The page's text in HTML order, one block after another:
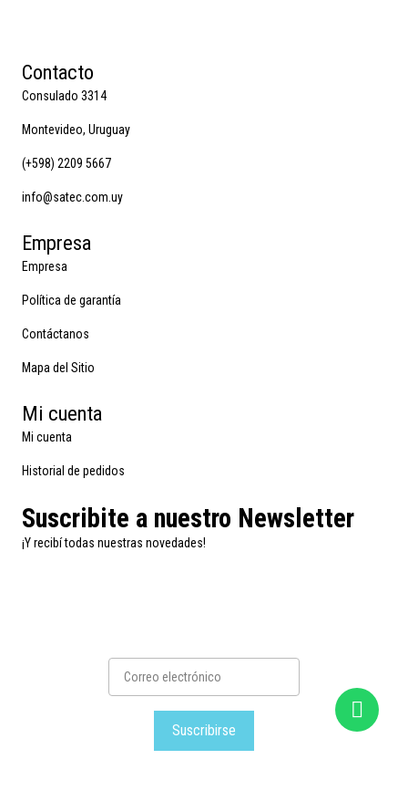
Contacto
Consulado 3314
Montevideo, Uruguay
(+598) 2209 5667
info@satec.com.uy
Empresa
Empresa
Política de garantía
Contáctanos
Mapa del Sitio
Mi cuenta
Mi cuenta
Historial de pedidos
Suscribite a nuestro Newsletter
¡Y recibí todas nuestras novedades!
Suscribirse